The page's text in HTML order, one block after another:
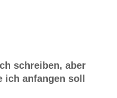
schreiben, aber
ich anfangen soll